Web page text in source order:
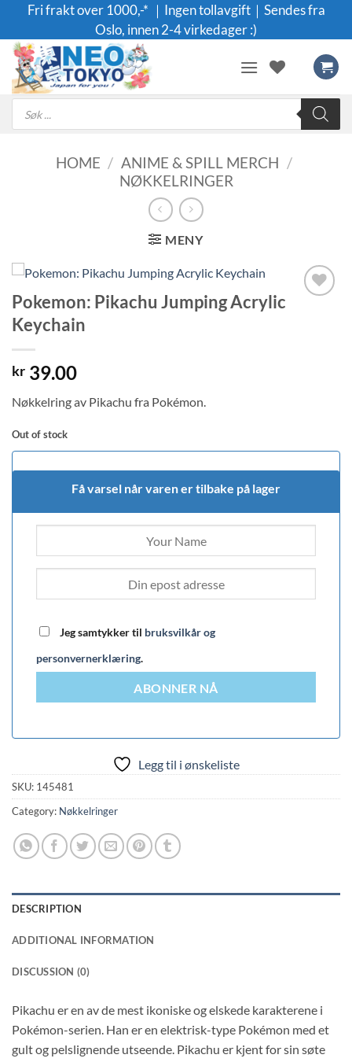
content
Fri frakt over 1000,-* ｜Ingen tollavgift｜Sendes fra
Oslo, innen 2-4 virkedager :)
Products
search
HOME / ANIME & SPILL MERCH /
NØKKELRINGER
MENY
Pokemon: Pikachu Jumping Acrylic
Keychain
kr 39.00
Nøkkelring av Pikachu fra Pokémon.
Out of stock
Få varsel når varen er tilbake på lager
Jeg samtykker til bruksvilkår og
personvernerklæring.
ABONNER NÅ
Legg til i ønskeliste
SKU: 145481
Category: Nøkkelringer
DESCRIPTION
ADDITIONAL INFORMATION
DISCUSSION (0)
Pikachu er en av de mest ikoniske og elskede karakterene i
Pokémon-serien. Han er en elektrisk-type Pokémon med et
gult og pelslignende utseende. Pikachu er kjent for sin søte